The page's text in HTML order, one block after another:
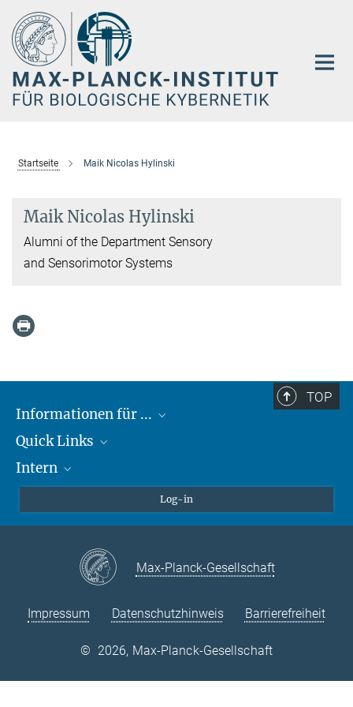
Hauptinhalt
Startseite Maik Nicolas Hylinski
Maik Nicolas Hylinski
Alumni of the Department Sensory
and Sensorimotor Systems
TOP
Informationen für ...
Lieferanten
Studierende
Quick Links
Max-Planck-Gesellschaft
Max-Planck-Campus Tübingen
Stellenangebote
Intern
VPN-Hilfe
Log-in
Max-Planck-Gesellschaft
Impressum Datenschutzhinweis Barrierefreiheit
© 2026, Max-Planck-Gesellschaft